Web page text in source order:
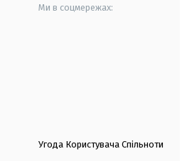
Ми в соцмережах:
Угода Користувача Спільноти